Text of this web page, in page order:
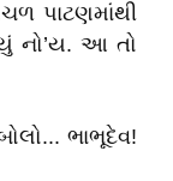
પાટણમાંથી
નો’ય. આ તો
ભાભૂદેવ!